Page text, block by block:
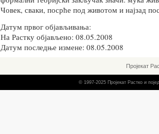
Човек, сваки, посрће под животом и најзад
Датум првог објављивања:
На Растку објављено: 08.05.2008
Датум последње измене: 08.05.2008
Пројекат
© 1997-2025 Пројекат Растко и